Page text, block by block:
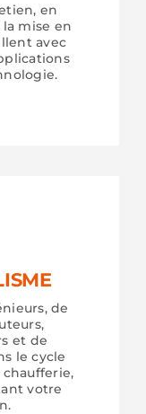
en
mise en
avec
de
et de
le cycle
votre